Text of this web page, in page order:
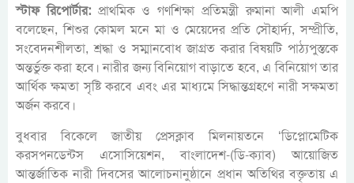
স্টাফ রিপোর্টার:প্রাথমিক ও গণশিক্ষা প্রতিমন্ত্রী রুমানা আলী এমপি
বলেছেন, শিশুর কোমল মনে মা ও মেয়েদের প্রতি সৌহার্দ্য, সম্প্রীতি,
সংবেদনশীলতা, শ্রদ্ধা ও সম্মানবোধ জাগ্রত করার বিষয়টি পাঠ্যপুস্তকে
অন্তর্ভুক্ত করা হবে। নারীর জন্য বিনিয়োগ বাড়াতে হবে, এ বিনিয়োগ তার
আর্থিক ক্ষমতা সৃষ্টি করবে এবং এর মাধ্যমে সিদ্ধান্তগ্রহণে নারী সক্ষমতা
অর্জন করবে।
বুধবার বিকেলে জাতীয় প্রেসক্লাব মিলনায়তনে ‘ডিপ্লোমেটিক
করসপনডেন্টস এসোসিয়েশন, বাংলাদেশ-(ডি-ক্যাব) আয়োজিত
আন্তর্জাতিক নারী দিবসের আলোচনানুষ্ঠানে প্রধান অতিথির বক্তৃতায় এ